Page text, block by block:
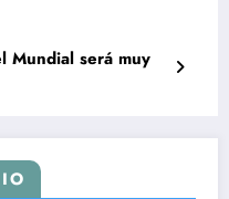
Mundial será muy